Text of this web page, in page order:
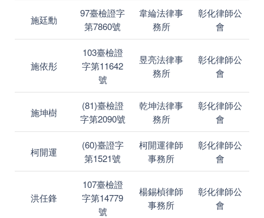
施廷勳
97臺檢證字
第7860號
韋綸法律事
務所
彰化律師公
會
施依彤
103臺檢證
字第11642
號
昱亮法律事
務所
彰化律師公
會
施坤樹
(81)臺檢證
字第2090號
乾坤法律事
務所
彰化律師公
會
柯開運
(60)臺證字
第1521號
柯開運律師
事務所
彰化律師公
會
洪任鋒
107臺檢證
字第14779
號
楊錫楨律師
事務所
彰化律師公
會